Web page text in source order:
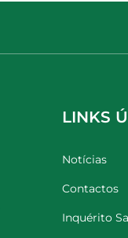
LINKS
Notícias
Contactos
Inquérito